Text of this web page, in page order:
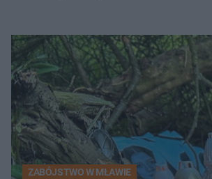
ZABÓJSTWO W MŁAWIE